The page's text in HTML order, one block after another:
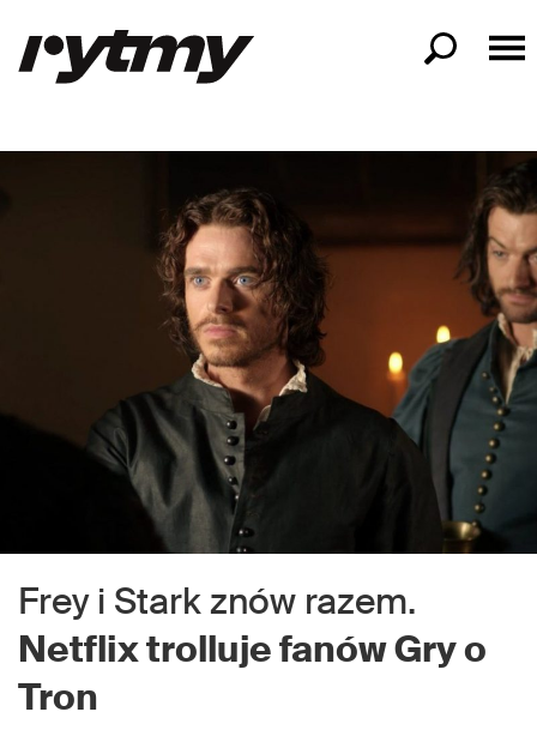
Frey i Stark znów razem.
Netflix trolluje fanów Gry o
Tron